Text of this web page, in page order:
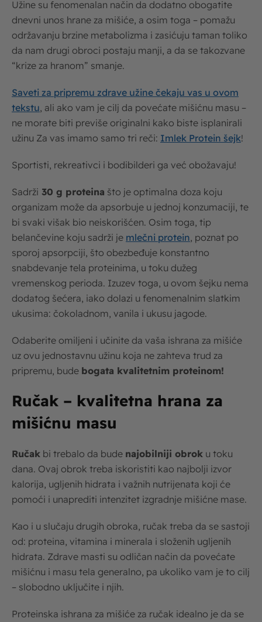
Užine su fenomenalan način da dodatno obogatite
dnevni unos hrane za mišiće, a osim toga – pomažu
održavanju brzine metabolizma i zasićuju taman toliko
da nam drugi obroci postaju manji, a da se takozvane
“krize za hranom” smanje.
Saveti za pripremu zdrave užine čekaju vas u ovom
tekstu , ali ako vam je cilj da povećate mišićnu masu –
ne morate biti previše originalni kako biste isplanirali
užinu Za vas imamo samo tri reči: Imlek Protein šejk!
Sportisti, rekreativci i bodibilderi ga već obožavaju!
Sadrži 30 g proteina što je optimalna doza koju
organizam može da apsorbuje u jednoj konzumaciji, te
bi svaki višak bio neiskorišćen. Osim toga, tip
belančevine koju sadrži je mlečni protein , poznat po
sporoj apsorpciji, što obezbeđuje konstantno
snabdevanje tela proteinima, u toku dužeg
vremenskog perioda. Izuzev toga, u ovom šejku nema
dodatog šećera, iako dolazi u fenomenalnim slatkim
ukusima: čokoladnom, vanila i ukusu jagode.
Odaberite omiljeni i učinite da vaša ishrana za mišiće
uz ovu jednostavnu užinu koja ne zahteva trud za
pripremu, bude bogata kvalitetnim proteinom!
Ručak – kvalitetna hrana za
mišićnu masu
Ručak bi trebalo da bude najobilniji obrok u toku
dana. Ovaj obrok treba iskoristiti kao najbolji izvor
kalorija, ugljenih hidrata i važnih nutrijenata koji će
pomoći i unaprediti intenzitet izgradnje mišićne mase.
Kao i u slučaju drugih obroka, ručak treba da se sastoji
od: proteina, vitamina i minerala i složenih ugljenih
hidrata. Zdrave masti su odličan način da povećate
mišićnu i masu tela generalno, pa ukoliko vam je to cilj
– slobodno uključite i njih.
Proteinska ishrana za mišiće za ručak idealno je da se